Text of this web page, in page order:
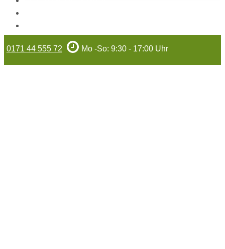
0171 44 555 72 Mo -So: 9:30 - 17:00 Uhr